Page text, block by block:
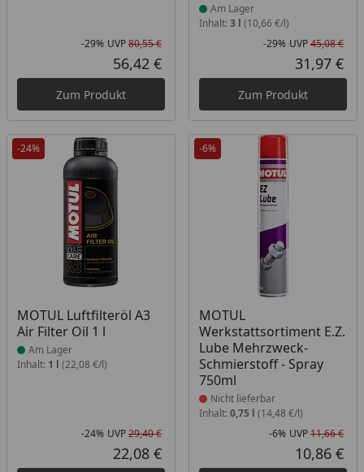
Rabatt in Prozent
-29%
Ursprünglicher Preis
UVP80,55 €
Aktueller Preis
56,42 €
Zum Produkt
Am Lager
Inhalt: 3 l (10,66 €/l)
-29% UVP45,08 €
31,97 €
Zum Produkt
-24%
MOTUL Luftfilteröl A3
Air Filter Oil 1 l
Produkt am Lager
Am Lager
Inhalt: 1 l (22,08 €/l)
Rabatt in Prozent
-24%
Ursprünglicher Preis
UVP29,40 €
Aktueller Preis
22,08 €
-6%
MOTUL
Werkstattsortiment E.Z.
Lube Mehrzweck-
Schmierstoff - Spray
750ml
Produkt nicht lieferbar
Nicht lieferbar
Inhalt: 0,75 l (14,48 €/l)
-6% UVP11,66 €
10,86 €